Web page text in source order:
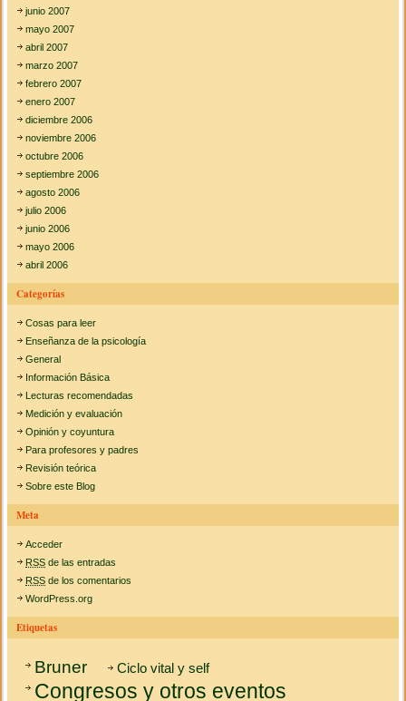
junio 2007
mayo 2007
abril 2007
marzo 2007
febrero 2007
enero 2007
diciembre 2006
noviembre 2006
octubre 2006
septiembre 2006
agosto 2006
julio 2006
junio 2006
mayo 2006
abril 2006
Categorías
Cosas para leer
Enseñanza de la psicología
General
Información Básica
Lecturas recomendadas
Medición y evaluación
Opinión y coyuntura
Para profesores y padres
Revisión teórica
Sobre este Blog
Meta
Acceder
RSS de las entradas
RSS de los comentarios
WordPress.org
Etiquetas
Bruner Ciclo vital y self
Congresos y otros eventos